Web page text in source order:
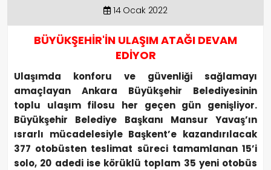
14 Ocak 2022
BÜYÜKŞEHİR'İN ULAŞIM ATAĞI DEVAM
EDİYOR
Ulaşımda konforu ve güvenliği sağlamayı
amaçlayan Ankara Büyükşehir Belediyesinin
toplu ulaşım filosu her geçen gün genişliyor.
Büyükşehir Belediye Başkanı Mansur Yavaş’ın
ısrarlı mücadelesiyle Başkent’e kazandırılacak
377 otobüsten teslimat süreci tamamlanan 15’i
solo, 20 adedi ise körüklü toplam 35 yeni otobüs